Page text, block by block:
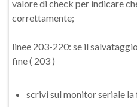
valore di check per indicare
correttamente;
linee 203-220: se il
fine ( 203 )
scrivi sul monitor seriale la